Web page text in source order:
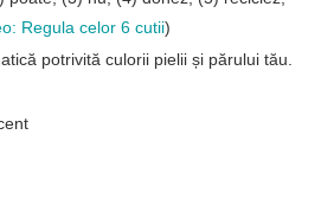
Regula celor 6 cutii)
potrivită culorii pielii și părului tău.